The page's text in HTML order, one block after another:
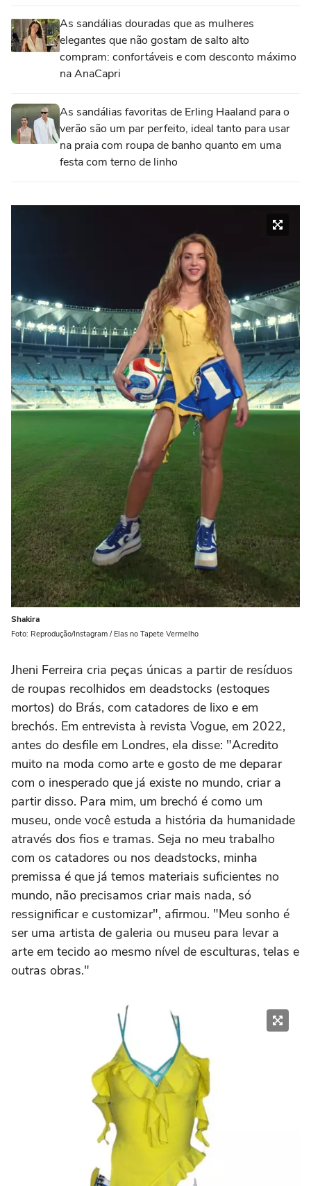
As sandálias douradas que as mulheres
elegantes que não gostam de salto alto
compram: confortáveis e com desconto máximo
na AnaCapri
As sandálias favoritas de Erling Haaland para o
verão são um par perfeito, ideal tanto para usar
na praia com roupa de banho quanto em uma
festa com terno de linho
Shakira
Foto: Reprodução/Instagram / Elas no Tapete Vermelho
Jheni Ferreira cria peças únicas a partir de resíduos
de roupas recolhidos em deadstocks (estoques
mortos) do Brás, com catadores de lixo e em
brechós. Em entrevista à revista Vogue, em 2022,
antes do desfile em Londres, ela disse: "Acredito
muito na moda como arte e gosto de me deparar
com o inesperado que já existe no mundo, criar a
partir disso. Para mim, um brechó é como um
museu, onde você estuda a história da humanidade
através dos fios e tramas. Seja no meu trabalho
com os catadores ou nos deadstocks, minha
premissa é que já temos materiais suficientes no
mundo, não precisamos criar mais nada, só
ressignificar e customizar", afirmou. "Meu sonho é
ser uma artista de galeria ou museu para levar a
arte em tecido ao mesmo nível de esculturas, telas e
outras obras."